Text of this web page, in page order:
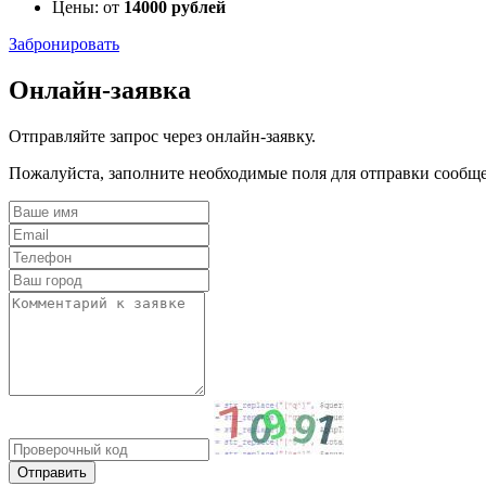
Цены: от 14000 рублей
Забронировать
Онлайн-заявка
Отправляйте запрос через онлайн-заявку.
Пожалуйста, заполните необходимые поля для отправки